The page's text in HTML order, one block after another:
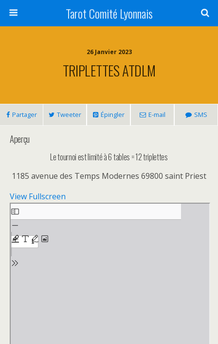
Tarot Comité Lyonnais
26 Janvier 2023
TRIPLETTES ATDLM
Partager Tweeter Épingler E-mail SMS
Aperçu
Le tournoi est limité à 6 tables = 12 triplettes
1185 avenue des Temps Modernes 69800 saint Priest
View Fullscreen